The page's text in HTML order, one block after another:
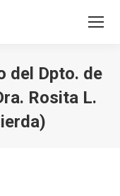
del Dpto. de
Rosita L.